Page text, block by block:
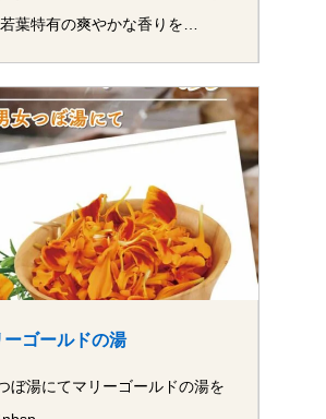
葉特有の爽やかな香りを…
ゴールドの湯
湯にてマリーゴールドの湯を